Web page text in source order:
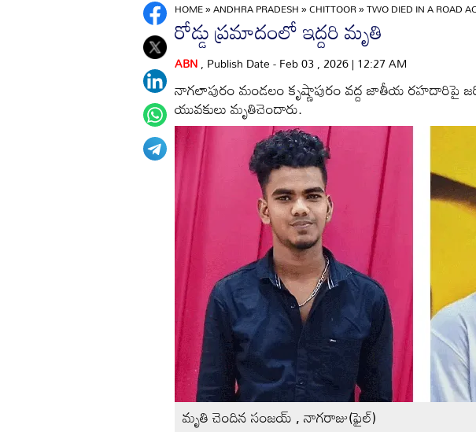
HOME»ANDHRA PRADESH»CHITTOOR»TWO DIED IN A ROAD
రోడ్డు ప్రమాదంలో ఇద్దరి మృతి
ABN, Publish Date - Feb 03 , 2026 | 12:27 AM
నాగలాపురం మండలం కృష్ణాపురం వద్ద జాతీయ రహదారిపై
యువకులు మృతిచెందారు.
మృతి చెందిన సంజయ్‌ , నాగరాజు(ఫైల్‌)